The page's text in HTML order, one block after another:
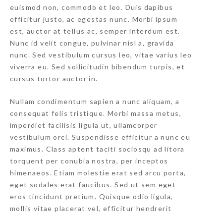
euismod non, commodo et leo. Duis dapibus
efficitur justo, ac egestas nunc. Morbi ipsum
est, auctor at tellus ac, semper interdum est.
Nunc id velit congue, pulvinar nisl a, gravida
nunc. Sed vestibulum cursus leo, vitae varius leo
viverra eu. Sed sollicitudin bibendum turpis, et
cursus tortor auctor in.
Nullam condimentum sapien a nunc aliquam, a
consequat felis tristique. Morbi massa metus,
imperdiet facilisis ligula ut, ullamcorper
vestibulum orci. Suspendisse efficitur a nunc eu
maximus. Class aptent taciti sociosqu ad litora
torquent per conubia nostra, per inceptos
himenaeos. Etiam molestie erat sed arcu porta,
eget sodales erat faucibus. Sed ut sem eget
eros tincidunt pretium. Quisque odio ligula,
mollis vitae placerat vel, efficitur hendrerit